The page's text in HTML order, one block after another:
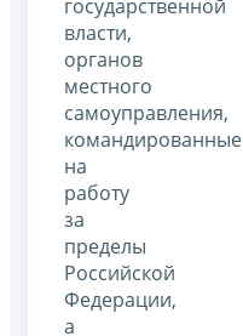
государственной
власти,
органов
местного
самоуправления,
командированные
на
работу
за
пределы
Российской
Федерации,
а